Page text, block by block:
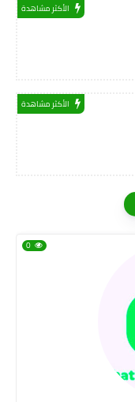
الأكثر مشاهدة
الأكثر مشاهدة
0